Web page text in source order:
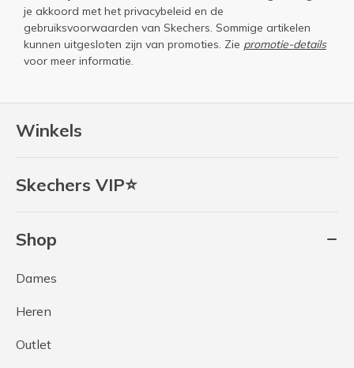
Winkels
Skechers VIP⭐
Shop
Dames
Heren
Outlet
je akkoord met het privacybeleid en de
gebruiksvoorwaarden van Skechers. Sommige artikelen
kunnen uitgesloten zijn van promoties. Zie promotie-details
voor meer informatie.